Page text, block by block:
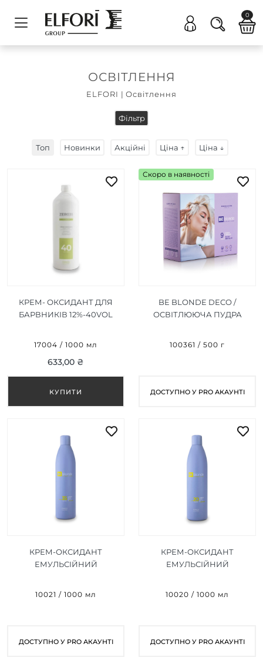
0
ОСВІТЛЕННЯ
ELFORI | Освітлення
Фільтр
Топ Новинки Акційні Ціна ↑ Ціна ↓
КРЕМ- ОКСИДАНТ ДЛЯ
БАРВНИКІВ 12%-40VOL
17004 / 1000 мл
633,00 ₴
Скоро в наявності
BE BLONDE DECO /
ОСВІТЛЮЮЧА ПУДРА
100361 / 500 г
ДОСТУПНО У PRO АКАУНТІ
КРЕМ-ОКСИДАНТ
ЕМУЛЬСІЙНИЙ
1000 ML (10,5% - 35 VOL)
10021 / 1000 мл
ДОСТУПНО У PRO АКАУНТІ
КРЕМ-ОКСИДАНТ
ЕМУЛЬСІЙНИЙ
1000 ML (6% - 20 VOL)
10020 / 1000 мл
ДОСТУПНО У PRO АКАУНТІ